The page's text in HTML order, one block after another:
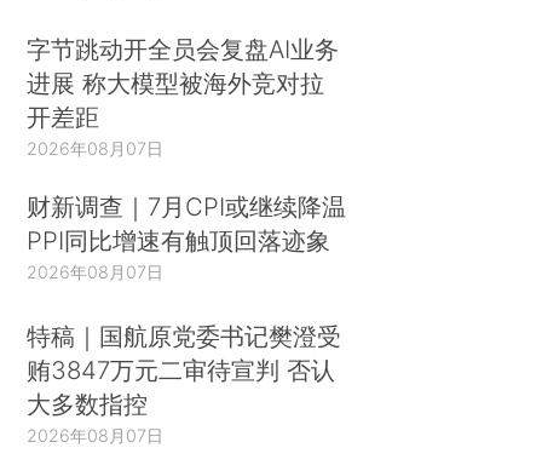
字节跳动开全员会复盘AI业务
进展 称大模型被海外竞对拉
开差距
2026年08月07日
财新调查｜7月CPI或继续降温
PPI同比增速有触顶回落迹象
2026年08月07日
特稿｜国航原党委书记樊澄受
贿3847万元二审待宣判 否认
大多数指控
2026年08月07日